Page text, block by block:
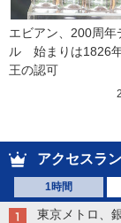
エビアン、200周年
ル　始まりは1826
王の認可
アクセスラ
1時間
東京メトロ、